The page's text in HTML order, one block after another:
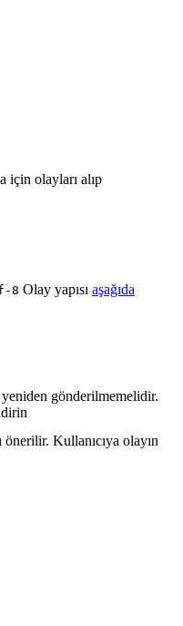
için olayları alıp
8 Olay yapısı aşağıda
gönderilmemelidir.
önerilir. Kullanıcıya olayın